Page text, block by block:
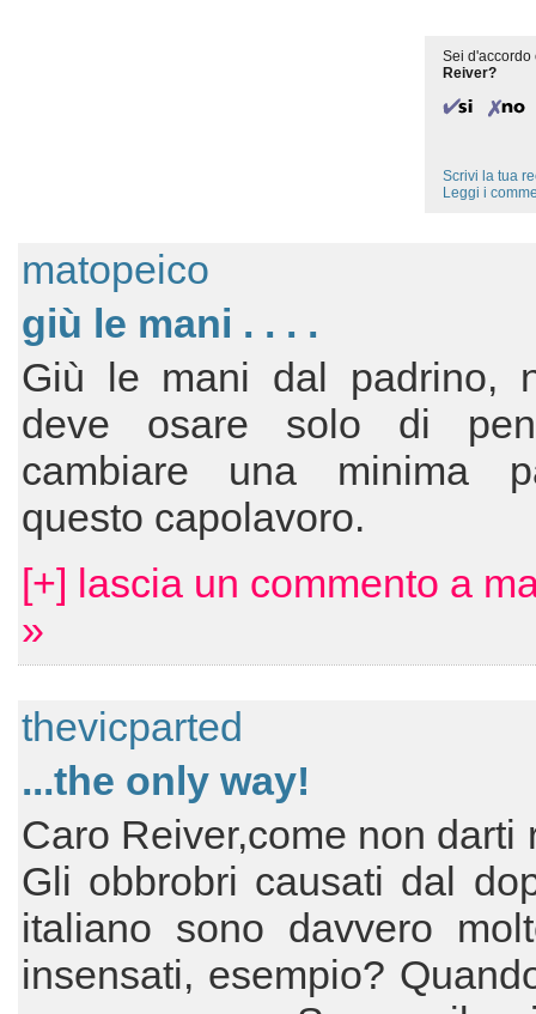
Sei d'accordo
Reiver?
Scrivi la tua
Leggi i
matopeico
giù le mani . . . .
Giù le mani dal padrino,
deve osare solo di
cambiare una minima
questo capolavoro.
[+] lascia un commento a
»
thevicparted
...the only way!
Caro Reiver,come non darti
Gli obbrobri causati dal
italiano sono davvero
insensati, esempio?